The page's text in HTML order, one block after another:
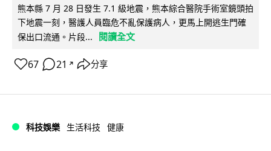
熊本縣 7 月 28 日發生 7.1 級地震，熊本綜合醫院手術室鏡頭拍
下地震一刻，醫護人員臨危不亂保護病人，更馬上開逃生門確
保出口流通。片段...
閱讀全文
67 21 ↗ 分享
科技娛樂 生活科技 健康